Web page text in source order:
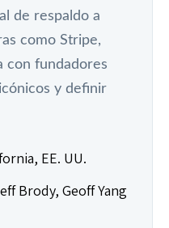
de respaldo a
como Stripe,
con fundadores
y definir
EE. UU.
Brody, Geoff Yang